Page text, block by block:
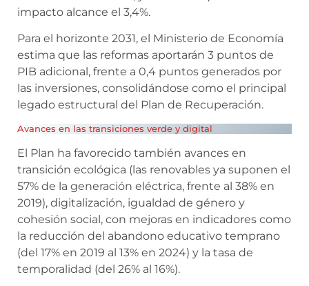
impacto alcance el 3,4%.
Para el horizonte 2031, el Ministerio de Economía
estima que las reformas aportarán 3 puntos de
PIB adicional, frente a 0,4 puntos generados por
las inversiones, consolidándose como el principal
legado estructural del Plan de Recuperación.
Avances en las transiciones verde y digital
El Plan ha favorecido también avances en
transición ecológica (las renovables ya suponen el
57% de la generación eléctrica, frente al 38% en
2019), digitalización, igualdad de género y
cohesión social, con mejoras en indicadores como
la reducción del abandono educativo temprano
(del 17% en 2019 al 13% en 2024) y la tasa de
temporalidad (del 26% al 16%).